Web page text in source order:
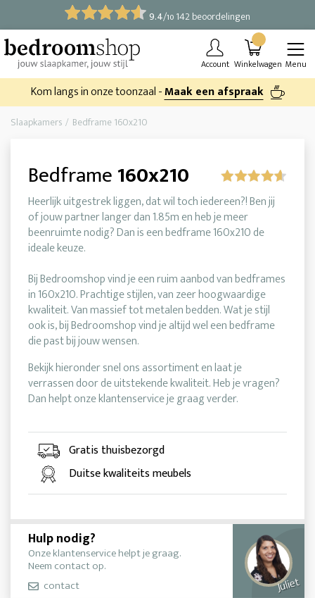
9.4/10 142 beoordelingen
Account Winkelwagen Menu
Kom langs in onze toonzaal -Maak een afspraak
Slaapkamers Bedframe 160x210
Bedframe160x210
Heerlijk uitgestrek liggen, dat wil toch iedereen?! Ben jij
of jouw partner langer dan 1.85m en heb je meer
beenruimte nodig? Dan is een bedframe 160x210 de
ideale keuze.
Bij Bedroomshop vind je een ruim aanbod van bedframes
in 160x210. Prachtige stijlen, van zeer hoogwaardige
kwaliteit. Van massief tot metalen bedden. Wat je stijl
ook is, bij Bedroomshop vind je altijd wel een bedframe
die past bij jouw wensen.
Bekijk hieronder snel ons assortiment en laat je
verrassen door de uitstekende kwaliteit. Heb je vragen?
Dan helpt onze klantenservice je graag verder.
Gratis thuisbezorgd
Duitse kwaliteits meubels
Hulp nodig?
Onze klantenservice helpt je graag.
Neem contact op.
contact
Juliet